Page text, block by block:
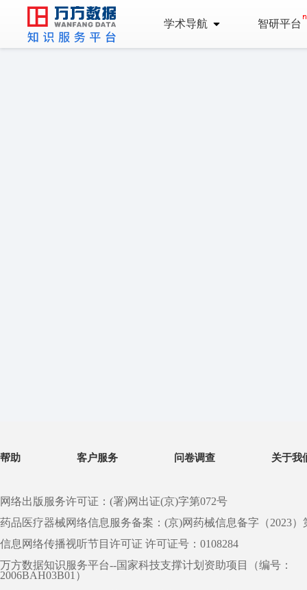
学术导航 智研平台
帮助 客户服务 问卷调查 关于我
网络出版服务许可证：(署)网出证(京)字第072号
药品医疗器械网络信息服务备案：(京)网药械信息备字（2023）
信息网络传播视听节目许可证 许可证号：0108284
万方数据知识服务平台--国家科技支撑计划资助项目（编号：
2006BAH03B01）